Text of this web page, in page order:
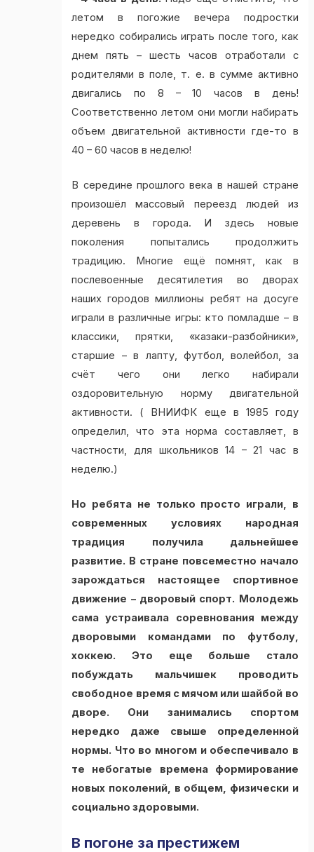
летом в погожие вечера подростки
нередко собирались играть после того, как
днем пять – шесть часов отработали с
родителями в поле, т. е. в сумме активно
двигались по 8 – 10 часов в день!
Соответственно летом они могли набирать
объем двигательной активности где-то в
40 – 60 часов в неделю!
В середине прошлого века в нашей стране
произошёл массовый переезд людей из
деревень в города. И здесь новые
поколения попытались продолжить
традицию. Многие ещё помнят, как в
послевоенные десятилетия во дворах
наших городов миллионы ребят на досуге
играли в различные игры: кто помладше – в
классики, прятки, «казаки-разбойники»,
старшие – в лапту, футбол, волейбол, за
счёт чего они легко набирали
оздоровительную норму двигательной
активности. ( ВНИИФК еще в 1985 году
определил, что эта норма составляет, в
частности, для школьников 14 – 21 час в
неделю.)
Но ребята не только просто играли, в
современных условиях народная
традиция получила дальнейшее
развитие. В стране повсеместно начало
зарождаться настоящее спортивное
движение – дворовый спорт. Молодежь
сама устраивала соревнования между
дворовыми командами по футболу,
хоккею. Это еще больше стало
побуждать мальчишек проводить
свободное время с мячом или шайбой во
дворе. Они занимались спортом
нередко даже свыше определенной
нормы. Что во многом и обеспечивало в
те небогатые времена формирование
новых поколений, в общем, физически и
социально здоровыми.
В погоне за престижем